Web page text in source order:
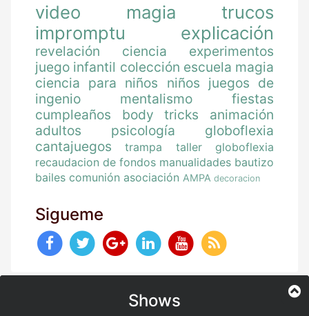
video magia
trucos
impromptu
explicación
revelación ciencia
experimentos
juego infantil colección escuela magia
ciencia para niños
niños juegos de
ingenio
mentalismo
fiestas
cumpleaños
body tricks
animación
adultos
psicología
globoflexia
cantajuegos
trampa
taller globoflexia
recaudacion de fondos manualidades bautizo
bailes comunión asociación AMPA decoracion
Sigueme
Shows